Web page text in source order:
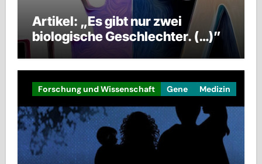
Artikel: „Es gibt nur zwei
biologische Geschlechter. (…)”
Forschung und Wissenschaft Gene Medizin